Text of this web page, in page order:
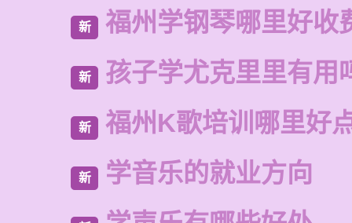
新 福州学钢琴哪里好收
新 孩子学尤克里里有用
新 福州K歌培训哪里好
新 学音乐的就业方向